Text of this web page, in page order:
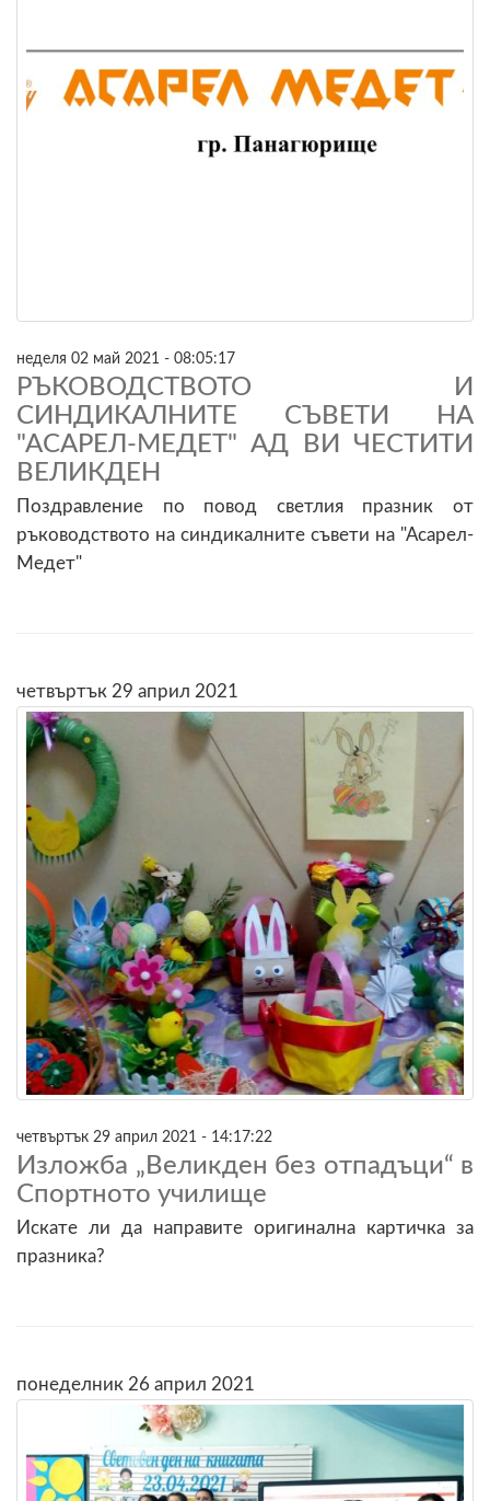
неделя 02 май 2021 - 08:05:17
РЪКОВОДСТВОТО И
СИНДИКАЛНИТЕ СЪВЕТИ НА
"АСАРЕЛ-МЕДЕТ" АД ВИ ЧЕСТИТИ
ВЕЛИКДЕН
Поздравление по повод светлия празник от
ръководството на синдикалните съвети на "Асарел-
Медет"
четвъртък 29 април 2021
четвъртък 29 април 2021 - 14:17:22
Изложба „Великден без отпадъци“ в
Спортното училище
Искате ли да направите оригинална картичка за
празника?
понеделник 26 април 2021